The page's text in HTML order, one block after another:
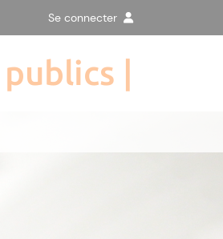
Se connecter
|